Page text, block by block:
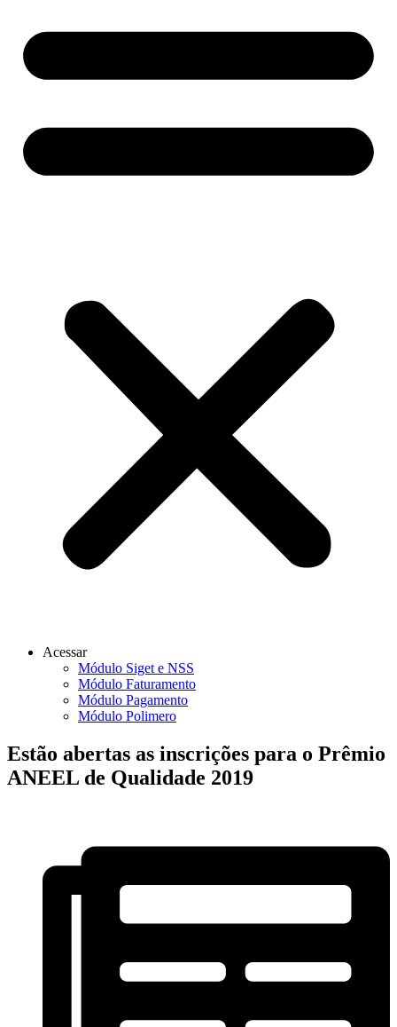
Acessar
Módulo Siget e NSS
Módulo Faturamento
Módulo Pagamento
Módulo Polimero
Estão abertas as inscrições para o Prêmio
ANEEL de Qualidade 2019